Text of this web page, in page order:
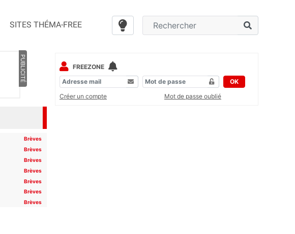
SITES THÉMA-FREE
PUBLICITÉ
Brèves
Brèves
Brèves
Brèves
Brèves
Brèves
Brèves
FREEZONE
OK
Créer un compte
Mot de passe oublié